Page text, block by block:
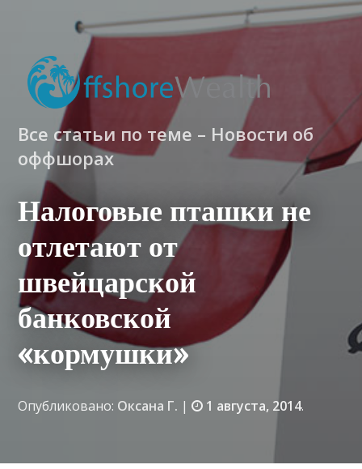
Все статьи по теме – Новости об
оффшорах
Налоговые пташки не
отлетают от
швейцарской
банковской
«кормушки»
Опубликовано: Оксана Г. | 1 августа, 2014.